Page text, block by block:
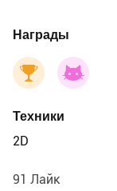
Награды
Техники
2D
91 Лайк